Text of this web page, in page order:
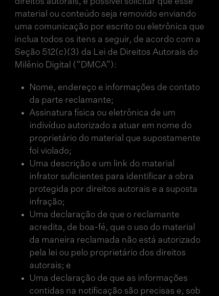
material ou conteúdo seja removido enviando
uma comunicação por escrito ou eletrônica que
inclua todos os itens a seguir, de acordo com a
Seção 512(c)(3) da Lei de Direitos Autorais do
Milênio Digital (“DMCA”):
Nome, endereço e informações de contato
da parte reclamante;
Assinatura física ou eletrônica de um
indivíduo autorizado a atuar em nome do
proprietário do material que supostamente
foi violado;
Uma descrição e um link do material
infrator suficientes para identificar a obra
protegida por direitos autorais e a suposta
infração;
Uma declaração de que o reclamante
acredita, de boa-fé, que o uso do material
da maneira reclamada não está autorizado
pela lei ou pelo proprietário dos direitos
autorais; e
Uma declaração de que as informações
contidas na notificação são precisas e, sob